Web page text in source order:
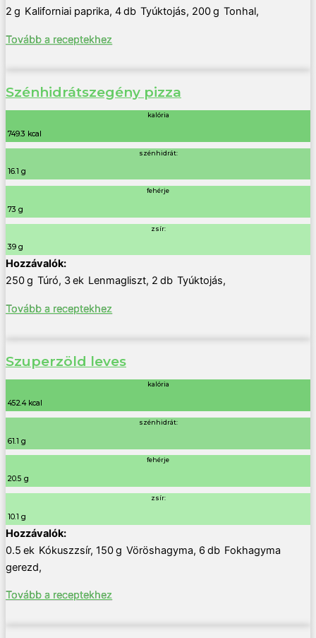
2 g Kaliforniai paprika, 4db Tyúktojás, 200g Tonhal,
Tovább a receptekhez
Szénhidrátszegény pizza
kalória
749.3 kcal
szénhidrát:
16.1 g
fehérje
73 g
zsír:
39 g
250g Túró, 3ek Lenmagliszt, 2 db Tyúktojás,
Tovább a receptekhez
Szuperzöld leves
kalória
452.4 kcal
szénhidrát:
61.1 g
fehérje
20.5 g
zsír:
10.1 g
0.5 ek Kókuszzsír, 150g Vöröshagyma, 6 db Fokhagyma
gerezd,
Tovább a receptekhez